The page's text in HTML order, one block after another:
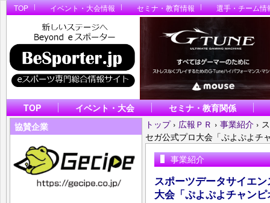
TOP イベント・大会情報 セミナ・教育情報 選手・チーム情
TOP イベント・大会
セミナ・教育関係
協賛企業
トップ › 広報ＰＲ › 事業紹介 ›
セガ公式プロ大会「ぷよぷよチ
事業紹介
スポーツデータサイエ
大会「ぷよぷよチャン